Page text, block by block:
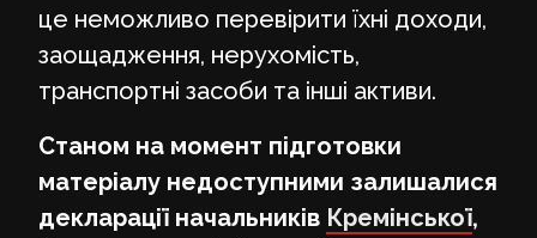
це неможливо перевірити їхні доходи,
заощадження, нерухомість,
транспортні засоби та інші активи.
Станом на момент підготовки
матеріалу недоступними залишалися
декларації начальників Кремінської,